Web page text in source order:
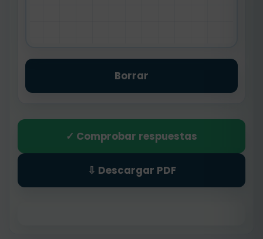
Borrar
✓ Comprobar respuestas
⇩ Descargar PDF